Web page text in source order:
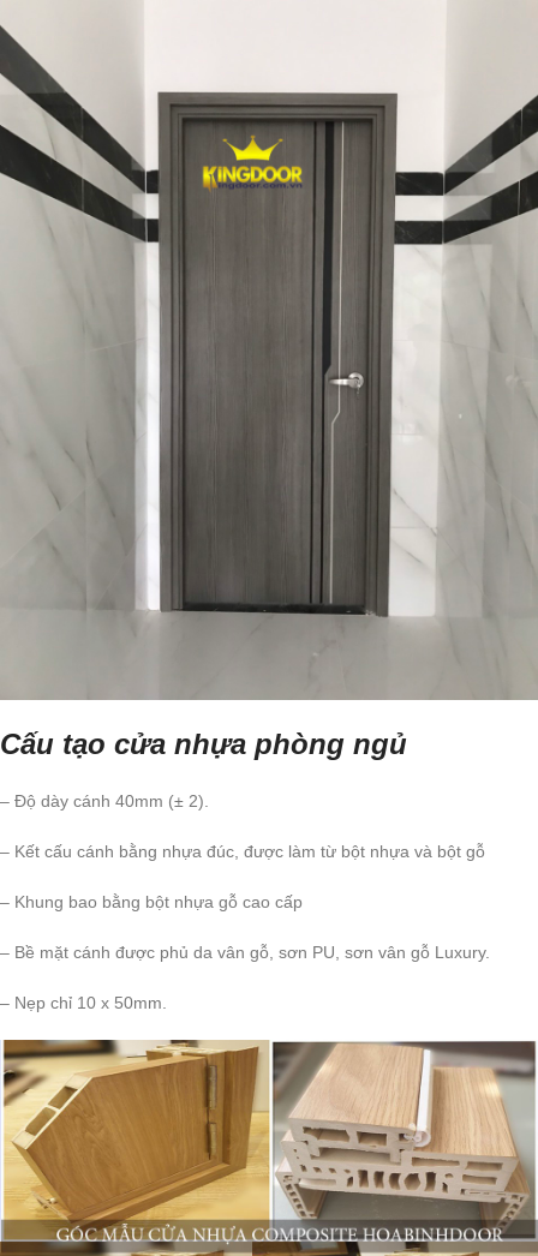
Cấu tạo cửa nhựa phòng ngủ
– Độ dày cánh 40mm (± 2).
– Kết cấu cánh bằng nhựa đúc, được làm từ bột nhựa và bột gỗ
– Khung bao bằng bột nhựa gỗ cao cấp
– Bề mặt cánh được phủ da vân gỗ, sơn PU, sơn vân gỗ Luxury.
– Nẹp chỉ 10 x 50mm.